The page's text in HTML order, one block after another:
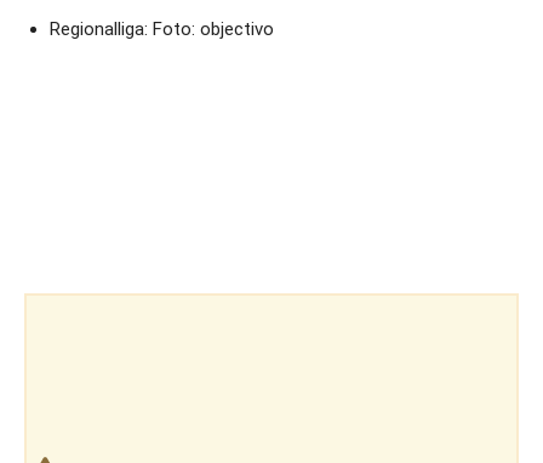
Regionalliga: Foto: objectivo